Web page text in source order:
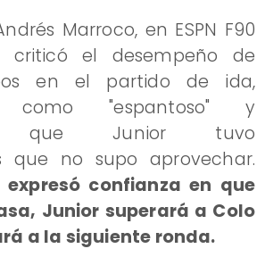
Marroco, en ESPN F90
criticó el desempeño de
en el partido de ida,
como "espantoso" y
que Junior tuvo
que no supo aprovechar.
expresó confianza en que
Junior superará a Colo
a la siguiente ronda.